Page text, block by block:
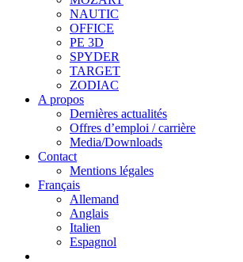
NAUTIC
OFFICE
PE 3D
SPYDER
TARGET
ZODIAC
A propos
Dernières actualités
Offres d’emploi / carrière
Media/Downloads
Contact
Mentions légales
Français
Allemand
Anglais
Italien
Espagnol